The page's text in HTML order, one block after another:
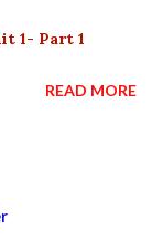
1- Part 1
READ MORE